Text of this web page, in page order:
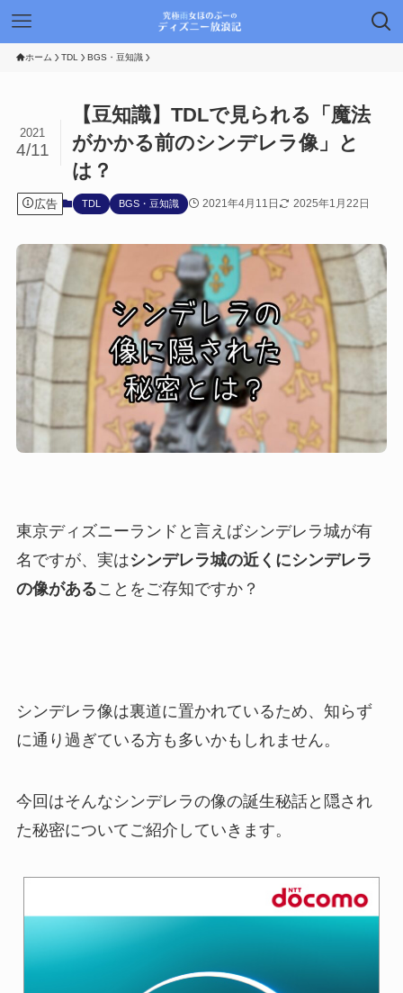
ホーム TDL BGS・豆知識
【豆知識】TDLで見られる「魔法
がかかる前のシンデレラ像」と
は？
2021
4/11
広告 TDL BGS・豆知識 2021年4月11日 2025年1月22日
東京ディズニーランドと言えばシンデレラ城が有
名ですが、実はシンデレラ城の近くにシンデレラ
の像があることをご存知ですか？
シンデレラ像は裏道に置かれているため、知らず
に通り過ぎている方も多いかもしれません。
今回はそんなシンデレラの像の誕生秘話と隠され
た秘密についてご紹介していきます。